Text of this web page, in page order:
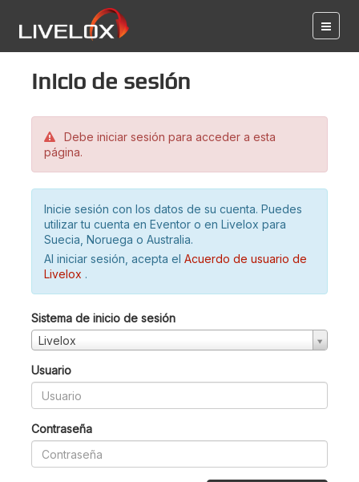
Inicio de sesión
Debe iniciar sesión para acceder a esta
página.
Inicie sesión con los datos de su cuenta. Puedes
utilizar tu cuenta en Eventor o en Livelox para
Suecia, Noruega o Australia.
Al iniciar sesión, acepta el Acuerdo de usuario de
Livelox .
Sistema de inicio de sesión
Livelox
Usuario
Contraseña